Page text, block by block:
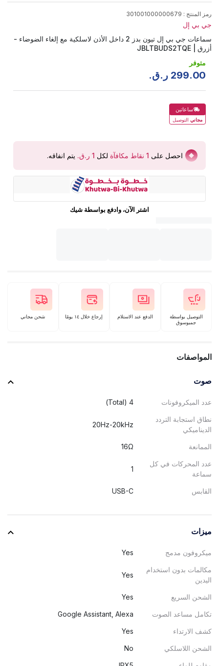
رمز المنتج :
301001000000679
جي بي إل
سماعات جي بي إل تيون بدز 2 داخل الأذن لاسلكية مع إلغاء الضوضاء -
أزرق | JBLTBUDS2TQE
متوفر
299.00 ر.ق.
ساعاتين
مجاني التوصيل
احصل على 1 نقاط مكافآة لكل يتم انفاقه.
اشتر الآن، وادفع بواسطة شيك
التوصيل بواسطة
جمبوسوق
الدفع عند الاستلام إرجاع خلال ١٤ يومًا شحن مجاني
المواصفات
صوت
عدد الميكروفونات 4 (Total)
نطاق استجابة التردد
الديناميكي
20Hz-20kHz
الممانعة 16Ω
عدد المحركات في كل
سماعة
1
القابس USB-C
ميزات
ميكروفون مدمج Yes
مكالمات بدون استخدام
اليدين
Yes
الشحن السريع Yes
تكامل مساعد الصوت Google Assistant, Alexa
كشف الارتداء Yes
الشحن اللاسلكي No